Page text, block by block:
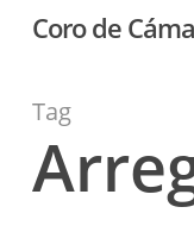
content
Coro de
Tag